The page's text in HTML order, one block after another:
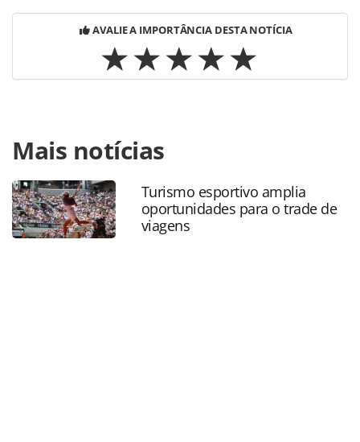
AVALIE A IMPORTÂNCIA DESTA NOTÍCIA
https://www.panrotas.com.br/noticia-
turismo/servicos/2016/03/uber-prepara-operacao-em-
salvador-prefeito-e-contra_124450.html ou as ferramentas
oferecidas na página. Todo o conteúdo produzido pela
PANROTAS Editora é protegido pela legislação brasileira
sobre direito autoral. Não reproduza o conteúdo sem
Mais notícias
Turismo esportivo amplia
oportunidades para o trade de
viagens